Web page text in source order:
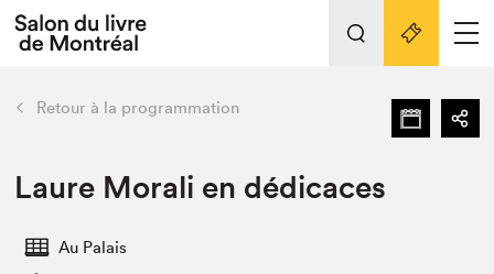
L'événement
Préparer sa visite au Salon
Actualités
retour Nos activités
Préparer sa visite
Liens pratiques
Retour à la programmation
Laure Morali en dédicaces
Au Palais